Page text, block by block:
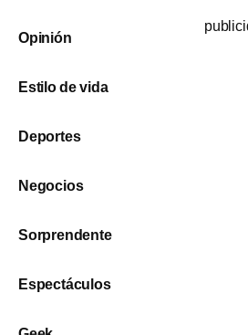
Opinión
Estilo de vida
Deportes
Negocios
Sorprendente
Espectáculos